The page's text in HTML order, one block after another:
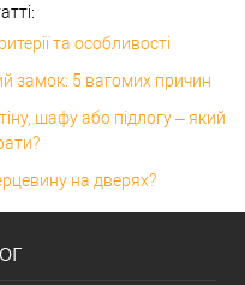
та особливості
замок: 5 вагомих причин
шафу або підлогу – який
на дверях?